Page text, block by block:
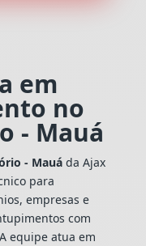
em
no
- Mauá
- Mauáda Ajax
para
empresas e
com
equipe atua em